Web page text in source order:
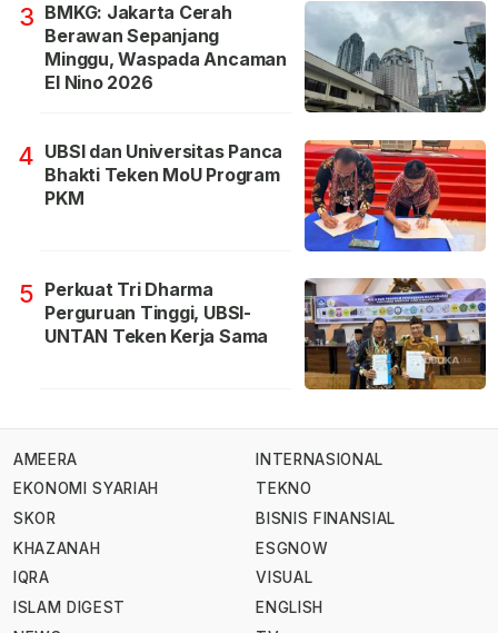
3 BMKG: Jakarta Cerah
Berawan Sepanjang
Minggu, Waspada Ancaman
El Nino 2026
4 UBSI dan Universitas Panca
Bhakti Teken MoU Program
PKM
5 Perkuat Tri Dharma
Perguruan Tinggi, UBSI-
UNTAN Teken Kerja Sama
AMEERA
EKONOMI SYARIAH
SKOR
KHAZANAH
IQRA
ISLAM DIGEST
INTERNASIONAL
TEKNO
BISNIS FINANSIAL
ESGNOW
VISUAL
ENGLISH